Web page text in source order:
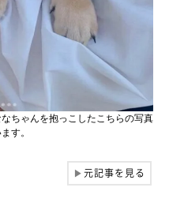
ちゃんを抱っこしたこちらの写真
す。
▶元記事を見る